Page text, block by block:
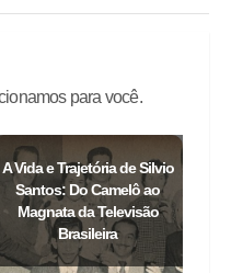
para você.
A Vida e Trajetória de Silvio
Santos: Do Camelô ao
Magnata da Televisão
Brasileira